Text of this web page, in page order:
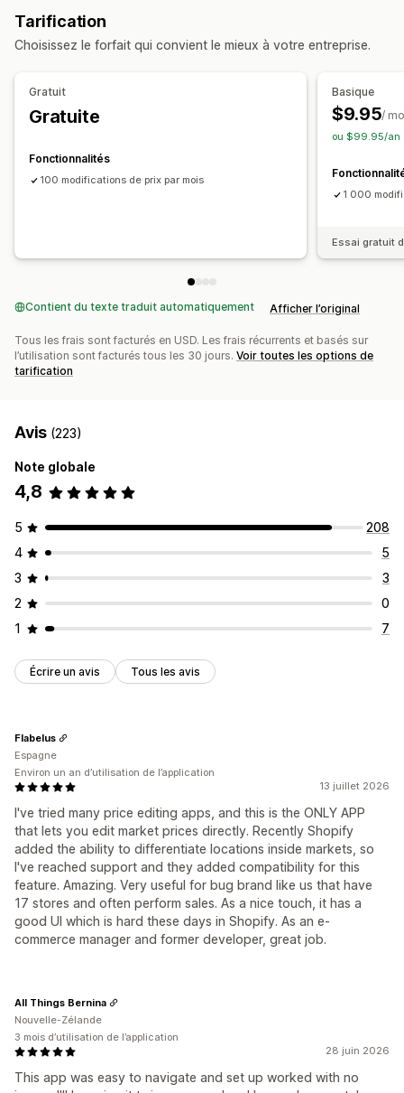
Rétablir la tarification
Historique des prix
Tarification
Choisissez le forfait qui convient le mieux à votre entreprise.
Gratuit
Gratuite
Fonctionnalités
100 modifications de prix par mois
Basique
$9.95/
ou $99.95/an
1 000
Essai gratuit
Contient du texte traduit automatiquement Afficher l’original
Tous les frais sont facturés en USD. Les frais récurrents et basés sur
l’utilisation sont facturés tous les 30 jours. Voir toutes les options de
tarification
Avis (223)
Note globale
4,8
5
208
4
5
3
3
2
0
1
7
Écrire un avis Tous les avis
13 juillet 2026
I've tried many price editing apps, and this is the ONLY APP
that lets you edit market prices directly. Recently Shopify
added the ability to differentiate locations inside markets, so
I've reached support and they added compatibility for this
feature. Amazing. Very useful for bug brand like us that have
17 stores and often perform sales. As a nice touch, it has a
good UI which is hard these days in Shopify. As an e-
commerce manager and former developer, great job.
Flabelus
Espagne
Environ un an d’utilisation de l’application
28 juin 2026
This app was easy to navigate and set up worked with no
All Things Bernina
Nouvelle-Zélande
3 mois d’utilisation de l’application